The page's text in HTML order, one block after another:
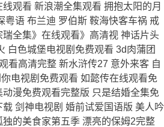
观看 新浪潮全集观看 拥抱太阳的月
粤语 布兰迪 罗伯斯 鞍海快客车祸 戒
全集》在线观看》高清视 神话片头
白色城堡电视剧免费观看 3d肉蒲团
看高清完整 新水浒传27 意外来客 自
电视剧免费观看 如懿传在线观看免
漫免费观看完整版 只是结婚全集免
剑神电视剧 婚前试爱国语版 美人吟
的美食家第五季 漂亮的保姆2完整